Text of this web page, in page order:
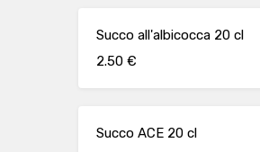
Succo all'albicocca 20 cl
2.50 €
Succo ACE 20 cl